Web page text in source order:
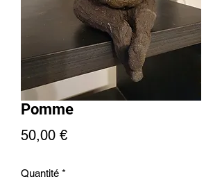
Pomme
50,00 €Prix
Quantité *